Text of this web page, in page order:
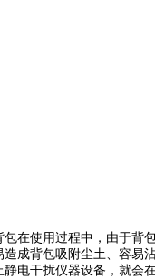
使用过程中，由于背
成背包吸附尘土、容易
电干扰仪器设备，就会